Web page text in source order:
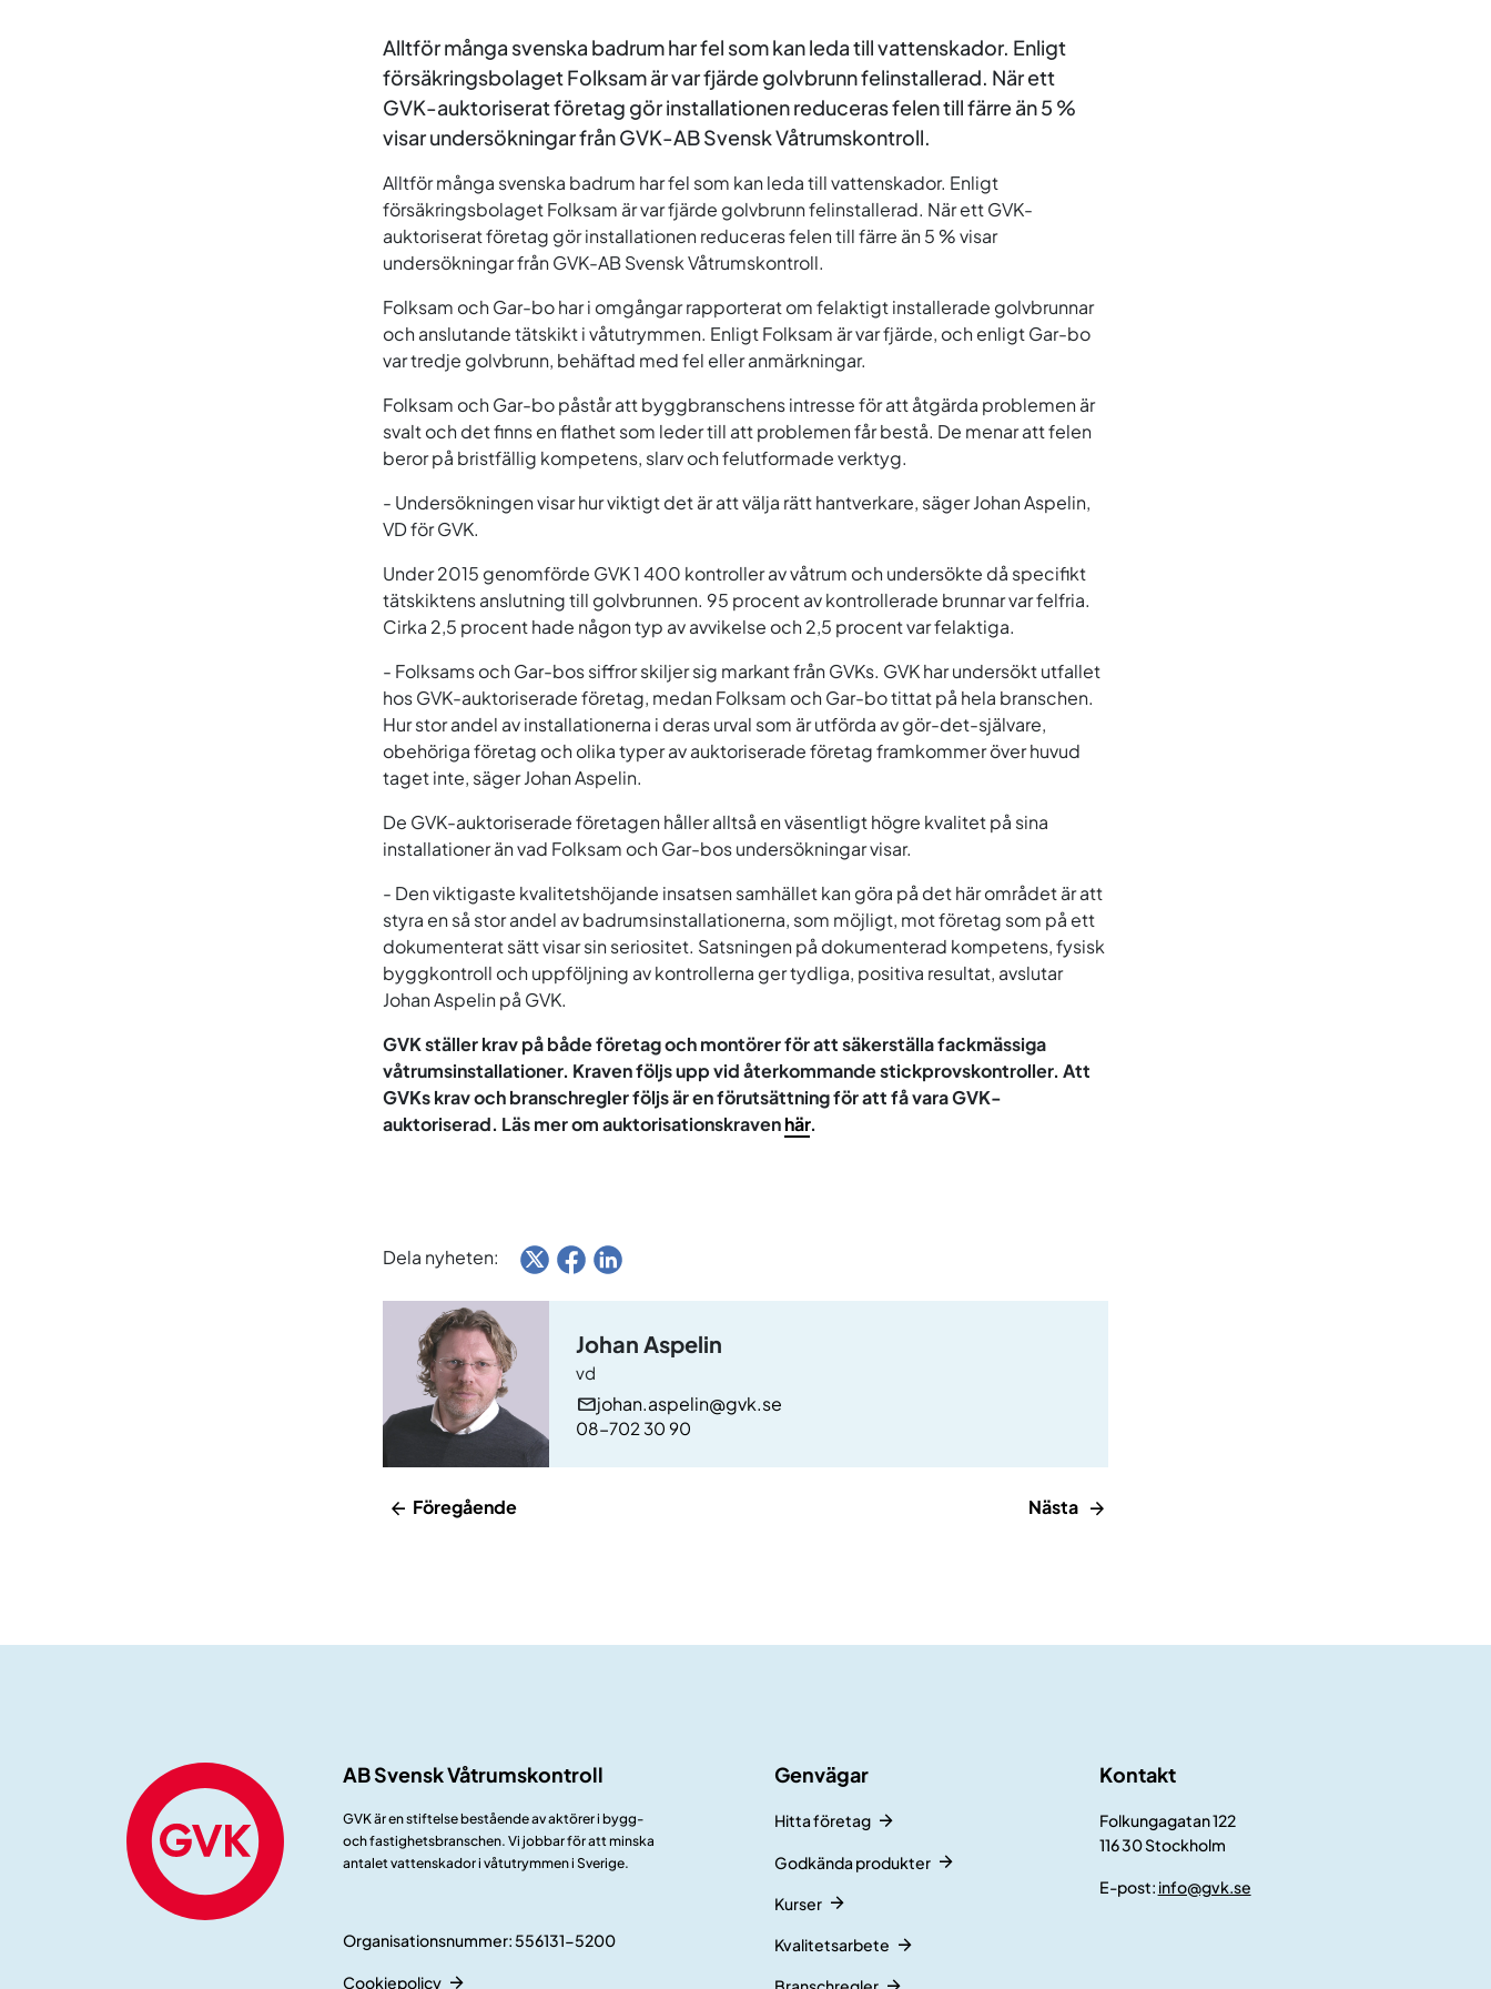
Alltför många svenska badrum har fel som kan leda till vattenskador. Enligt
försäkringsbolaget Folksam är var fjärde golvbrunn felinstallerad. När ett
GVK-auktoriserat företag gör installationen reduceras felen till färre än 5 %
visar undersökningar från GVK-AB Svensk Våtrumskontroll.
Alltför många svenska badrum har fel som kan leda till vattenskador. Enligt
försäkringsbolaget Folksam är var fjärde golvbrunn felinstallerad. När ett GVK-
auktoriserat företag gör installationen reduceras felen till färre än 5 % visar
undersökningar från GVK-AB Svensk Våtrumskontroll.
Folksam och Gar-bo har i omgångar rapporterat om felaktigt installerade golvbrunnar
och anslutande tätskikt i våtutrymmen. Enligt Folksam är var fjärde, och enligt Gar-bo
var tredje golvbrunn, behäftad med fel eller anmärkningar.
Folksam och Gar-bo påstår att byggbranschens intresse för att åtgärda problemen är
svalt och det finns en flathet som leder till att problemen får bestå. De menar att felen
beror på bristfällig kompetens, slarv och felutformade verktyg.
- Undersökningen visar hur viktigt det är att välja rätt hantverkare, säger Johan Aspelin,
VD för GVK.
Under 2015 genomförde GVK 1 400 kontroller av våtrum och undersökte då specifikt
tätskiktens anslutning till golvbrunnen. 95 procent av kontrollerade brunnar var felfria.
Cirka 2,5 procent hade någon typ av avvikelse och 2,5 procent var felaktiga.
- Folksams och Gar-bos siffror skiljer sig markant från GVKs. GVK har undersökt utfallet
hos GVK-auktoriserade företag, medan Folksam och Gar-bo tittat på hela branschen.
Hur stor andel av installationerna i deras urval som är utförda av gör-det-självare,
obehöriga företag och olika typer av auktoriserade företag framkommer över huvud
taget inte, säger Johan Aspelin.
De GVK-auktoriserade företagen håller alltså en väsentligt högre kvalitet på sina
installationer än vad Folksam och Gar-bos undersökningar visar.
- Den viktigaste kvalitetshöjande insatsen samhället kan göra på det här området är att
styra en så stor andel av badrumsinstallationerna, som möjligt, mot företag som på ett
dokumenterat sätt visar sin seriositet. Satsningen på dokumenterad kompetens, fysisk
byggkontroll och uppföljning av kontrollerna ger tydliga, positiva resultat, avslutar
Johan Aspelin på GVK.
GVK ställer krav på både företag och montörer för att säkerställa fackmässiga
våtrumsinstallationer. Kraven följs upp vid återkommande stickprovskontroller. Att
GVKs krav och branschregler följs är en förutsättning för att få vara GVK-
auktoriserad. Läs mer om auktorisationskravenhär.
Dela nyheten:
Johan Aspelin
vd
johan.aspelin@gvk.se
08-702 30 90
Föregående Nästa
AB Svensk Våtrumskontroll
GVK är en stiftelse bestående av aktörer i bygg-
och fastighetsbranschen. Vi jobbar för att minska
antalet vattenskador i våtutrymmen i Sverige.
Organisationsnummer: 556131-5200
Cookiepolicy
Genvägar
Hitta företag
Godkända produkter
Kurser
Kvalitetsarbete
Kontakt
Folkungagatan 122
116 30 Stockholm
E-post: info@gvk.se